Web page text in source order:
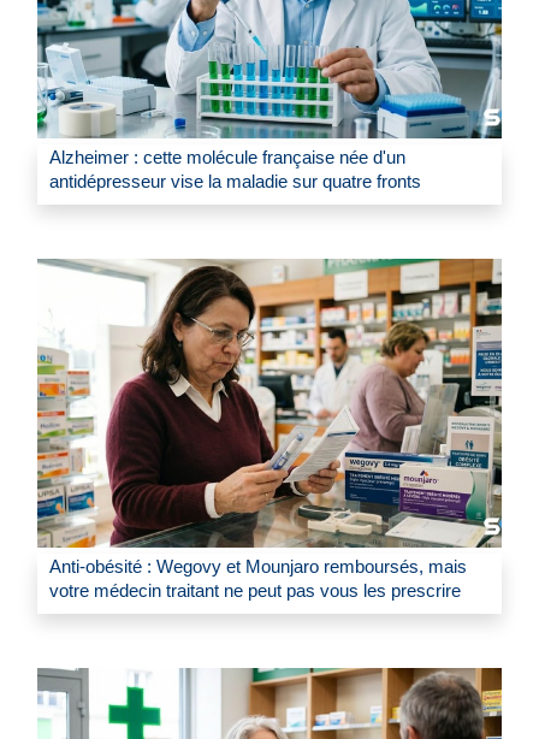
Alzheimer : cette molécule française née d'un
antidépresseur vise la maladie sur quatre fronts
Anti-obésité : Wegovy et Mounjaro remboursés, mais
votre médecin traitant ne peut pas vous les prescrire